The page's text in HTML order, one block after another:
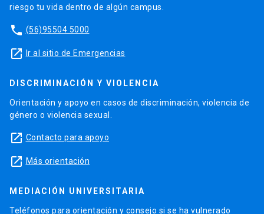
riesgo tu vida dentro de algún campus.
phone (56)95504 5000
launch Ir al sitio de Emergencias
DISCRIMINACIÓN Y VIOLENCIA
Orientación y apoyo en casos de discriminación, violencia de
género o violencia sexual.
launch Contacto para apoyo
launch Más orientación
MEDIACIÓN UNIVERSITARIA
Teléfonos para orientación y consejo si se ha vulnerado